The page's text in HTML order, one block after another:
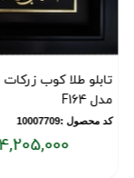
طلا کوب زرکات طرح
:10007709
4,205,000